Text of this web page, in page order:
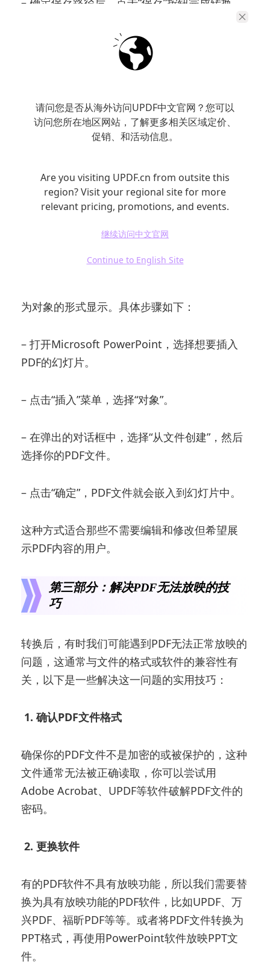
请问您是否从海外访问UPDF中文官网？您可以
访问您所在地区网站，了解更多相关区域定价、
促销、和活动信息。
Are you visiting UPDF.cn from outsite this
region? Visit your regional site for more
relevant pricing, promotions, and events.
继续访问中文官网
Continue to English Site
3. 使用Microsoft PowerPoint自带功能
提供了一些将PDF文件导入到PPT中的方式。虽
为对象的形式显示。具体步骤如下：
– 打开Microsoft PowerPoint，选择想要插入
PDF的幻灯片。
– 点击“插入”菜单，选择“对象”。
– 在弹出的对话框中，选择“从文件创建”，然后
选择你的PDF文件。
– 点击“确定”，PDF文件就会嵌入到幻灯片中。
这种方式适合那些不需要编辑和修改但希望展
示PDF内容的用户。
第三部分：解决PDF无法放映的技
巧
转换后，有时我们可能遇到PDF无法正常放映的
问题，这通常与文件的格式或软件的兼容性有
关，以下是一些解决这一问题的实用技巧：
1. 确认PDF文件格式
确保你的PDF文件不是加密的或被保护的，这种
文件通常无法被正确读取，你可以尝试用
Adobe Acrobat、UPDF等软件破解PDF文件的
密码。
2. 更换软件
有的PDF软件不具有放映功能，所以我们需要替
换为具有放映功能的PDF软件，比如UPDF、万
兴PDF、福昕PDF等等。或者将PDF文件转换为
PPT格式，再使用PowerPoint软件放映PPT文
件。